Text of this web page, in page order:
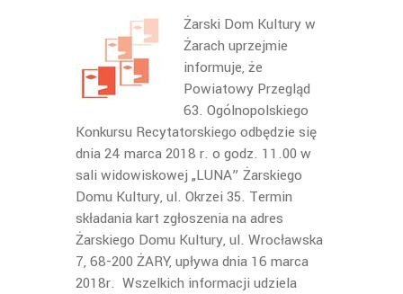
Żarski Dom Kultury w
Żarach uprzejmie
informuje, że
Powiatowy Przegląd
63. Ogólnopolskiego
Konkursu Recytatorskiego odbędzie się
dnia 24 marca 2018 r. o godz. 11.00 w
sali widowiskowej „LUNA” Żarskiego
Domu Kultury, ul. Okrzei 35. Termin
składania kart zgłoszenia na adres
Żarskiego Domu Kultury, ul. Wrocławska
7, 68-200 ŻARY, upływa dnia 16 marca
2018r. Wszelkich informacji udziela